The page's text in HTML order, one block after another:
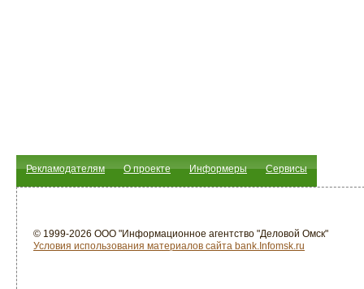
Рекламодателям О проекте Информеры Сервисы
© 1999-2026 ООО "Информационное агентство "Деловой Омск"
Условия использования материалов сайта bank.Infomsk.ru